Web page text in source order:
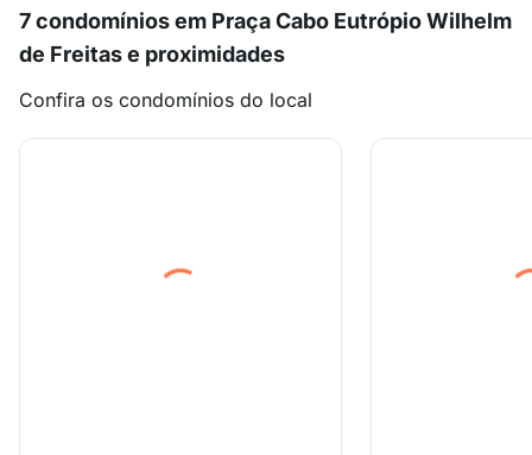
7 condomínios em Praça Cabo Eutrópio Wilhelm
de Freitas e proximidades
Confira os condomínios do local